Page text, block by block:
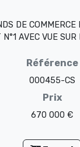
DE
AVEC VUE
Référence
000455-CS
Prix
670 000 €